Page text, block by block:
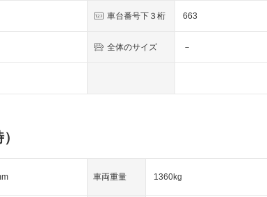
車台番号下３桁 663
全体のサイズ －
車両重量 1360kg